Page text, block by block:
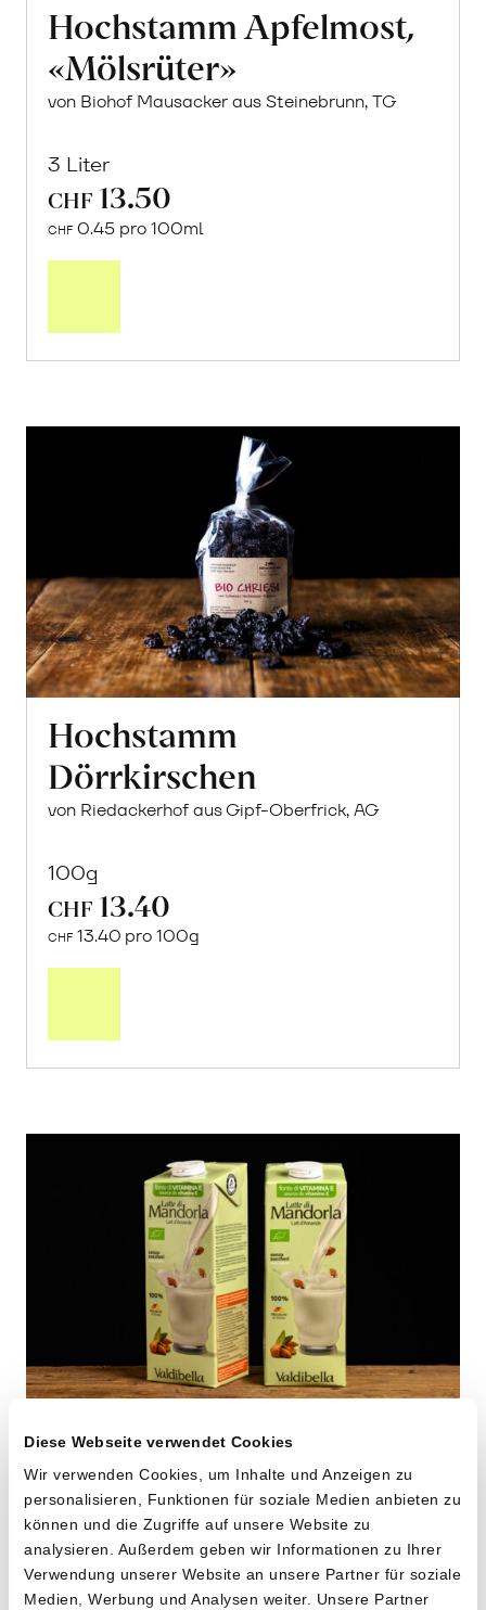
Diese Webseite verwendet Cookies
Wir verwenden Cookies, um Inhalte und Anzeigen zu
personalisieren, Funktionen für soziale Medien anbieten zu
können und die Zugriffe auf unsere Website zu
analysieren. Außerdem geben wir Informationen zu Ihrer
Verwendung unserer Website an unsere Partner für soziale
Medien, Werbung und Analysen weiter. Unsere Partner
Hochstamm Apfelmost,
«Mölsrüter»
von Biohof Mausacker aus Steinebrunn, TG
3 Liter
CHF 13.50
CHF 0.45 pro 100ml
Hochstamm
Dörrkirschen
von Riedackerhof aus Gipf-Oberfrick, AG
100g
CHF 13.40
CHF 13.40 pro 100g
Mandeldrink pur
von Cooperativa Valdibella aus Camporeale,
Sizilien
2 x 1l
CHF9.90